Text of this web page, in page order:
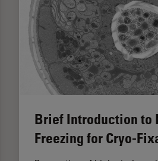
Brief Introduction to
Freezing for Cryo-